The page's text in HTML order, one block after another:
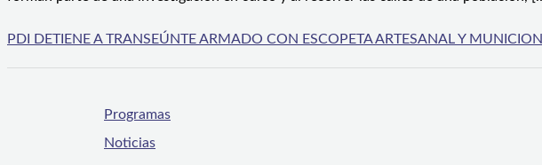
PDI DETIENE A TRANSEÚNTE ARMADO CON ESCOPETA ARTESANAL Y
Programas
Noticias